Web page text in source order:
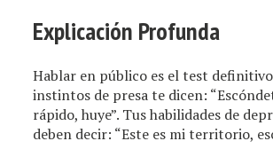
Explicación Profunda
Hablar en público es el test
instintos de presa te dicen:
rápido, huye”. Tus habilidades de
deben decir: “Este es mi territorio,